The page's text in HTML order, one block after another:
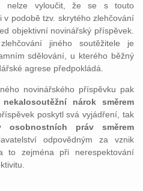
nelze vyloučit, že se s touto
podobě tzv. skrytého zlehčování
objektivní novinářský příspěvek.
jiného soutěžitele je
sdělování, u kterého běžný
agrese předpokládá.
novinářského příspěvku pak
nekalosoutěžní nárok směrem
poskytl svá vyjádření, tak
práv směrem
odpovědným za vznik
to zejména při nerespektování